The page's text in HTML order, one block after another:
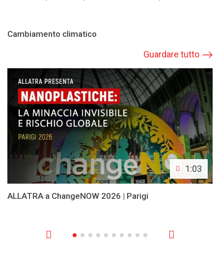
Cambiamento climatico
Guardare tutto
1:03
ALLATRA a ChangeNOW 2026 | Parigi